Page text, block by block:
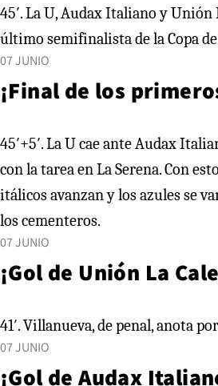
45′. La U, Audax Italiano y Unión La Calera definen al
último semifinalista de la Copa
07 JUNIO
¡Final de los
45′+5′. La U cae ante Audax Italiano y La Calera cumple
con la tarea en La Serena. Con
itálicos avanzan y los azules se
los cementeros.
07 JUNIO
¡Gol de Unión La
41′. Villanueva, de penal, anota
07 JUNIO
¡Gol de Audax